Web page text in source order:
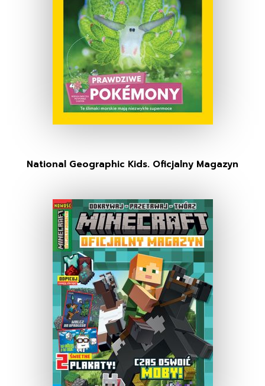
National Geographic Kids. Oficjalny Magazyn